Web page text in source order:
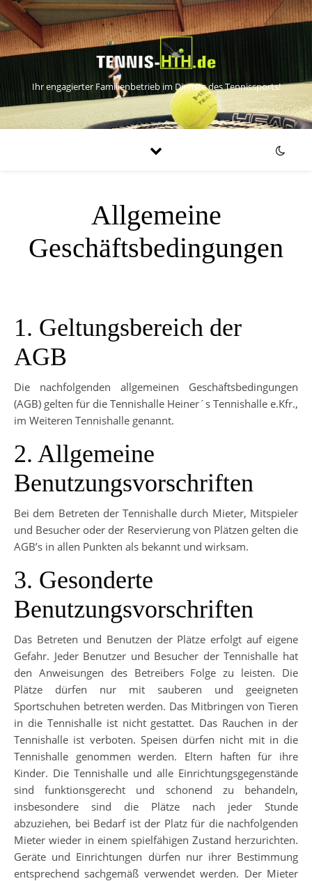
Ihr engagierter Familienbetrieb im Dienste des Tennissports!
Allgemeine
Geschäftsbedingungen
1. Geltungsbereich der
AGB
Die nachfolgenden allgemeinen Geschäftsbedingungen
(AGB) gelten für die Tennishalle Heiner´s Tennishalle e.Kfr.,
im Weiteren Tennishalle genannt.
2. Allgemeine
Benutzungsvorschriften
Bei dem Betreten der Tennishalle durch Mieter, Mitspieler
und Besucher oder der Reservierung von Plätzen gelten die
AGB’s in allen Punkten als bekannt und wirksam.
3. Gesonderte
Benutzungsvorschriften
Das Betreten und Benutzen der Plätze erfolgt auf eigene
Gefahr. Jeder Benutzer und Besucher der Tennishalle hat
den Anweisungen des Betreibers Folge zu leisten. Die
Plätze dürfen nur mit sauberen und geeigneten
Sportschuhen betreten werden. Das Mitbringen von Tieren
in die Tennishalle ist nicht gestattet. Das Rauchen in der
Tennishalle ist verboten. Speisen dürfen nicht mit in die
Tennishalle genommen werden. Eltern haften für ihre
Kinder. Die Tennishalle und alle Einrichtungsgegenstände
sind funktionsgerecht und schonend zu behandeln,
insbesondere sind die Plätze nach jeder Stunde
abzuziehen, bei Bedarf ist der Platz für die nachfolgenden
Mieter wieder in einem spielfähigen Zustand herzurichten.
Geräte und Einrichtungen dürfen nur ihrer Bestimmung
entsprechend sachgemäß verwendet werden. Der Mieter